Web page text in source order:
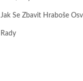
Jak Se Zbavit Hraboše
Rady